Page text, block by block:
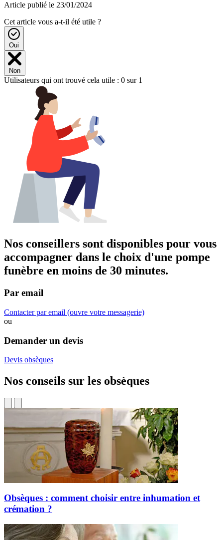
Article publié le 23/01/2024
Cet article vous a-t-il été utile ?
Oui
Non
Utilisateurs qui ont trouvé cela utile : 0 sur 1
Nos conseillers sont disponibles pour vous
accompagner dans le choix d'une pompe
funèbre en moins de 30 minutes.
Par email
Contacter par email (ouvre votre messagerie)
ou
Demander un devis
Devis obsèques
Nos conseils sur les obsèques
Obsèques : comment choisir entre inhumation et
crémation ?